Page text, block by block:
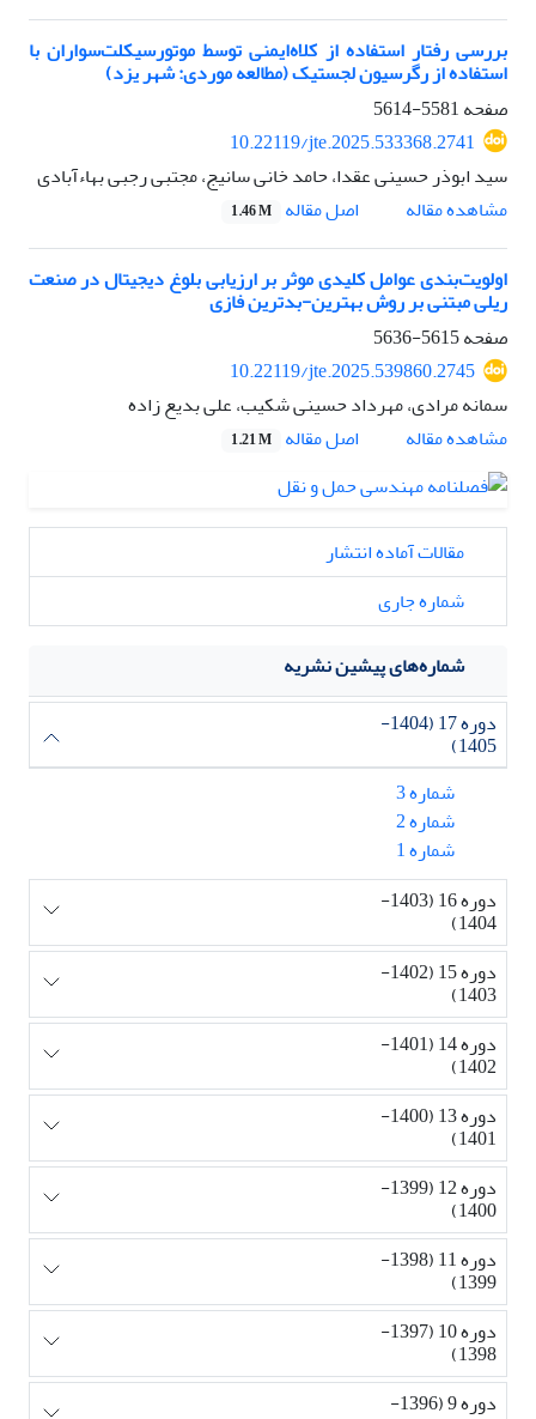
بررسی رفتار استفاده از کلاه‌ایمنی توسط موتورسیکلت‌سواران با
استفاده از رگرسیون لجستیک(مطالعه موردی: شهر یزد)
صفحه5581-5614
10.22119/jte.2025.533368.2741
سید ابوذر حسینی عقدا، حامد خانی سانیج، مجتبی رجبی بهاءآبادی
مشاهده مقاله
اصل مقاله 1.46 M
اولویت‌بندی عوامل کلیدی موثر بر ارزیابی بلوغ دیجیتال در صنعت
ریلی مبتنی بر روش بهترین-بدترین فازی
صفحه5615-5636
10.22119/jte.2025.539860.2745
سمانه مرادی، مهرداد حسینی شکیب، علی بدیع زاده
مشاهده مقاله
اصل مقاله 1.21 M
مقالات آماده انتشار
شماره جاری
شماره‌های پیشین نشریه
دوره 17 (1404-
1405)
شماره 3
شماره 2
شماره 1
دوره 16 (1403-
1404)
دوره 15 (1402-
1403)
دوره 14 (1401-
1402)
دوره 13 (1400-
1401)
دوره 12 (1399-
1400)
دوره 11 (1398-
1399)
دوره 10 (1397-
1398)
دوره 9 (1396-